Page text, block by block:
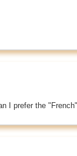
I prefer the